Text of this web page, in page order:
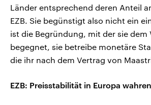
Länder entsprechend deren Anteil
EZB. Sie begünstigt also nicht ein
ist die Begründung, mit der sie dem
begegnet, sie betreibe monetäre
die ihr nach dem Vertrag von
EZB: Preisstabilität in Europa wahren